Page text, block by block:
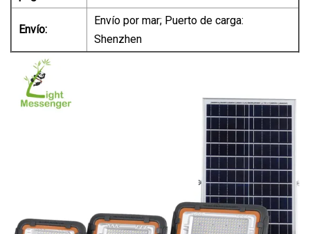
Envío:
Envío por mar; Puerto de carga:
Shenzhen